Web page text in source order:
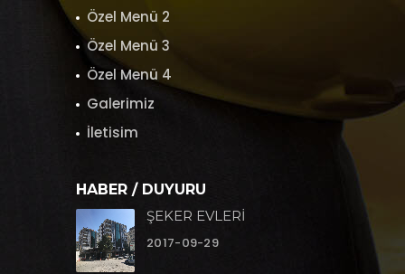
Özel Menü 2
Özel Menü 3
Özel Menü 4
Galerimiz
İletisim
HABER / DUYURU
ŞEKER EVLERİ
2017-09-29